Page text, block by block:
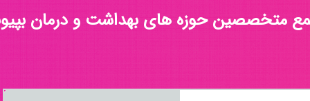
متخصصین حوزه های بهداشت و درمان